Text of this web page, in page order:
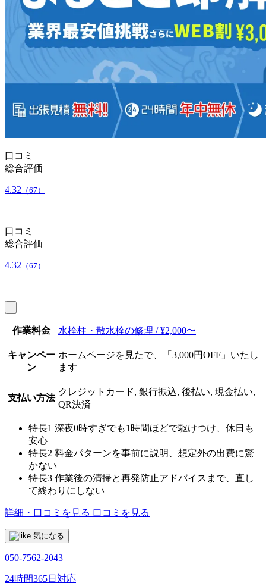
口コミ
総合評価
4.32 （67）
口コミ
総合評価
4.32 （67）
作業料金 水栓柱・散水栓の修理 / ¥2,000〜
キャンペー
ン
ホームページを見たで、「3,000円OFF」いたし
ます
支払い方法
クレジットカード, 銀行振込, 後払い, 現金払い,
QR決済
特長1 深夜0時すぎでも1時間ほどで駆けつけ、休日も
安心
特長2 料金パターンを事前に説明、想定外の出費に驚
かない
特長3 作業後の清掃と再発防止アドバイスまで、直し
て終わりにしない
詳細・口コミを見る 口コミを見る
気になる
050-7562-2043
24時間365日対応